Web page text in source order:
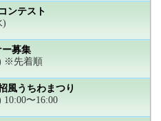
ンテスト
)
募集
) ※先着順
風うちわまつり
〜16:00